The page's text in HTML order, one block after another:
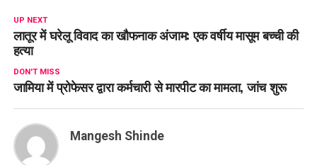
UP NEXT
लातूर में घरेलू विवाद का खौफनाक अंजाम: एक वर्षीय मासूम बच्ची की
हत्या
DON'T MISS
जामिया में प्रोफेसर द्वारा कर्मचारी से मारपीट का मामला, जांच शुरू
Mangesh Shinde